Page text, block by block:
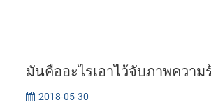
มันคืออะไรเอาไว้จับภาพควา
2018-05-30